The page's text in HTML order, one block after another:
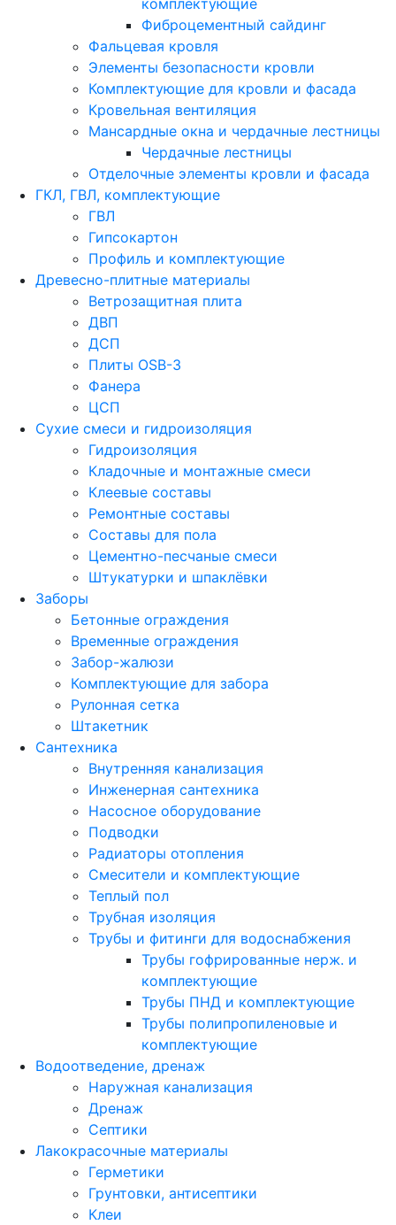
комплектующие
Фиброцементный сайдинг
Фальцевая кровля
Элементы безопасности кровли
Комплектующие для кровли и фасада
Кровельная вентиляция
Мансардные окна и чердачные лестницы
Чердачные лестницы
Отделочные элементы кровли и фасада
ГКЛ, ГВЛ, комплектующие
ГВЛ
Гипсокартон
Профиль и комплектующие
Древесно-плитные материалы
Ветрозащитная плита
ДВП
ДСП
Плиты OSB-3
Фанера
ЦСП
Сухие смеси и гидроизоляция
Гидроизоляция
Кладочные и монтажные смеси
Клеевые составы
Ремонтные составы
Составы для пола
Цементно-песчаные смеси
Штукатурки и шпаклёвки
Заборы
Бетонные ограждения
Временные ограждения
Забор-жалюзи
Комплектующие для забора
Рулонная сетка
Штакетник
Сантехника
Внутренняя канализация
Инженерная сантехника
Насосное оборудование
Подводки
Радиаторы отопления
Смесители и комплектующие
Теплый пол
Трубная изоляция
Трубы и фитинги для водоснабжения
Трубы гофрированные нерж. и
комплектующие
Трубы ПНД и комплектующие
Трубы полипропиленовые и
комплектующие
Водоотведение, дренаж
Наружная канализация
Дренаж
Септики
Лакокрасочные материалы
Герметики
Грунтовки, антисептики
Клеи